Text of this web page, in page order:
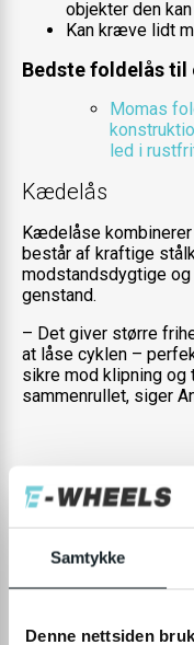
Samtykke
Denne nettsiden
objekter den
Kan kræve lidt
Bedste foldelås til
Momas
led i
Kædelås
Kædelåse
består af kraftige
modstandsdygtige
genstand.
– Det giver større
at låse cyklen –
sikre mod klipning og
sammenrullet, siger